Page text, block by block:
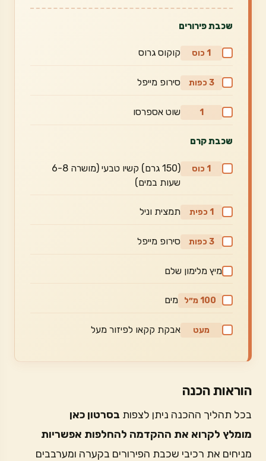
שכבת פירורים
1 כוס קוקוס גרוס
3 כפות סירופ מייפל
1 שוט אספרסו
שכבת קרם
1 כוס
(150 גרם) קשיו טבעי (מושרה 6-8
שעות במים)
1 כפית תמצית וניל
3 כפות סירופ מייפל
מיץ מלימון שלם
100 מ״ל מים
מעט אבקת קקאו לפיזור מעל
הוראות הכנה
בכל תהליך ההכנה ניתן לצפות בסרטון כאן
מומלץ לקרוא את ההקדמה להחלפות אפשריות
מניחים את רכיבי שכבת הפירורים בקערה ומערבבים